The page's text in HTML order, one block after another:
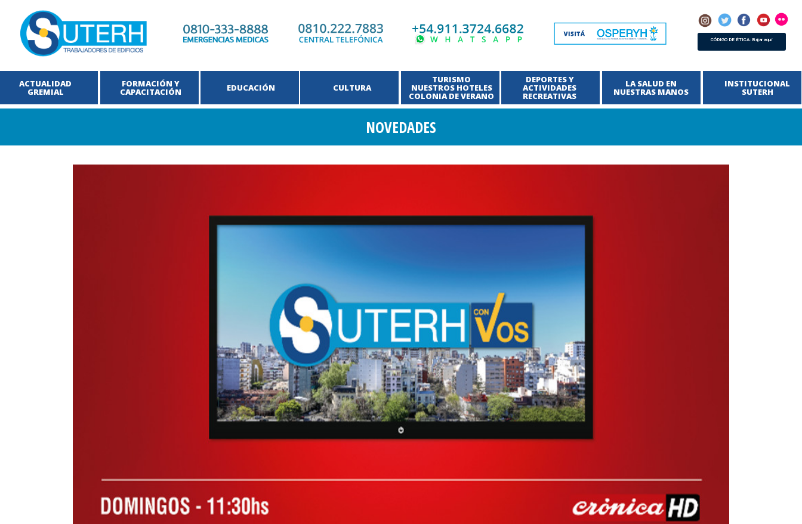
CÓDIGO DE ÉTICA: Bajar aquí
ACTUALIDAD
GREMIAL EDUCACIÓN CULTURA
TURISMO
NUESTROS HOTELES
COLONIA DE VERANO
DEPORTES Y
ACTIVIDADES
RECREATIVAS
LA SALUD EN
NUESTRAS MANOS
INSTITUCIONAL
SUTERH
FORMACIÓN Y
CAPACITACIÓN
NOVEDADES